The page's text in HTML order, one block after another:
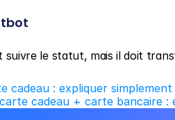
le statut, mais il doit
cadeau : expliquer
cadeau + carte bancaire :